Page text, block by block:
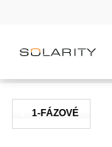
Porovnat
1-FÁZOVÉ